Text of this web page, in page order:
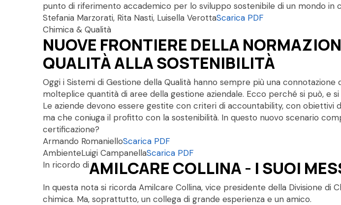
punto di riferimento accademico per lo sviluppo sostenibile di un mondo in
Stefania Marzorati, Rita Nasti, Luisella VerottaScarica PDF
Chimica & Qualità
NUOVE FRONTIERE DELLA
QUALITÀ ALLA SOSTENIBILITÀ
Oggi i Sistemi di Gestione della Qualità hanno sempre più una
molteplice quantità di aree della gestione aziendale. Ecco perché si può, e
Le aziende devono essere gestite con criteri di accountability, con obiettivi
ma che coniuga il profitto con la sostenibilità. In questo nuovo scenario
certificazione?
Armando RomanielloScarica PDF
AmbienteLuigi CampanellaScarica PDF
In ricordo diAMILCARE COLLINA - I SUOI
In questa nota si ricorda Amilcare Collina, vice presidente della Divisione di
chimica. Ma, soprattutto, un collega di grande esperienza e un amico.